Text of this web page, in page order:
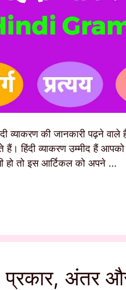
की जानकारी पढ़ने वाले हैं
हिंदी व्याकरण उम्मीद हैं आपको
हो तो इस आर्टिकल को अपने …
प्रकार, अंतर